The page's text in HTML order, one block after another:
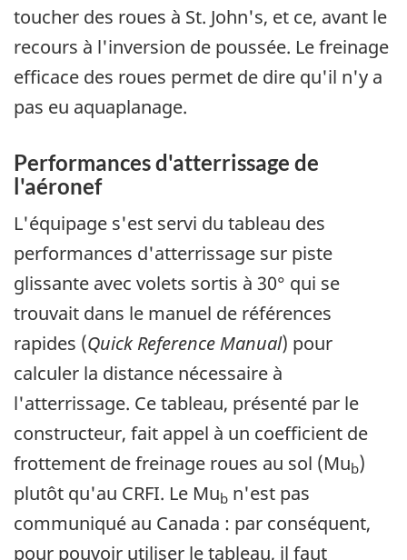
toucher des roues à St. John's, et ce, avant le
recours à l'inversion de poussée. Le freinage
efficace des roues permet de dire qu'il n'y a
pas eu aquaplanage.
Performances d'atterrissage de
l'aéronef
L'équipage s'est servi du tableau des
performances d'atterrissage sur piste
glissante avec volets sortis à 30° qui se
trouvait dans le manuel de références
rapides (Quick Reference Manual) pour
calculer la distance nécessaire à
l'atterrissage. Ce tableau, présenté par le
constructeur, fait appel à un coefficient de
frottement de freinage roues au sol (Mub)
plutôt qu'au CRFI. Le Mub n'est pas
communiqué au Canada : par conséquent,
pour pouvoir utiliser le tableau, il faut